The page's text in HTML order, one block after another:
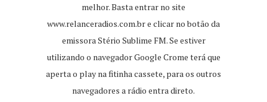
melhor. Basta entrar no site
www.relanceradios.com.bre clicar no botão da
emissora Stério Sublime FM. Se estiver
utilizando o navegador Google Crome terá que
aperta o play na fitinha cassete, para os outros
navegadores a rádio entra direto.